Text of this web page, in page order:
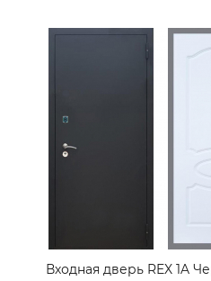
Входная дверь REX 1A